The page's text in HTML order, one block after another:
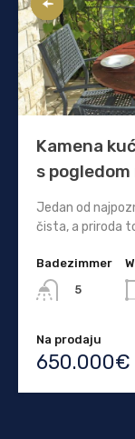
Kamena
s
Jedan od
čista, a priroda
Badezimmer
5
Na prodaju
650.000€